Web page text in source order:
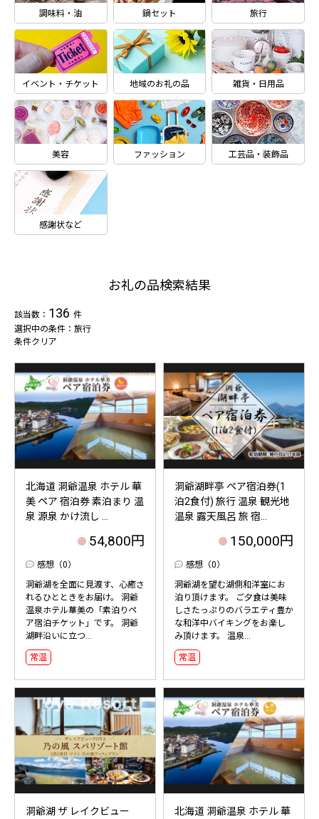
調味料・油 鍋セット 旅行
イベント・チケット 地域のお礼の品 雑貨・日用品
美容 ファッション 工芸品・装飾品
感謝状など
お礼の品検索結果
該当数： 136 件
選択中の条件：旅行
条件クリア
北海道 洞爺温泉 ホテル 華
美 ペア 宿泊券 素泊まり 温
泉 源泉 かけ流し ...
54,800円
感想（0）
洞爺湖を全面に見渡す、心癒さ
れるひとときをお届け。 洞爺
温泉ホテル華美の「素泊りペ
ア宿泊チケット」です。 洞爺
湖畔沿いに立つ...
常温
洞爺湖畔亭 ペア宿泊券(1
泊2食付) 旅行 温泉 観光地
温泉 露天風呂 旅 宿...
150,000円
感想（0）
洞爺湖を望む湖側和洋室にお
泊り頂けます。 ご夕食は美味
しさたっぷりのバラエティ豊か
な和洋中バイキングをお楽し
み頂けます。 温泉...
常温
洞爺湖 ザ レイクビュー
北海道 洞爺温泉 ホテル 華